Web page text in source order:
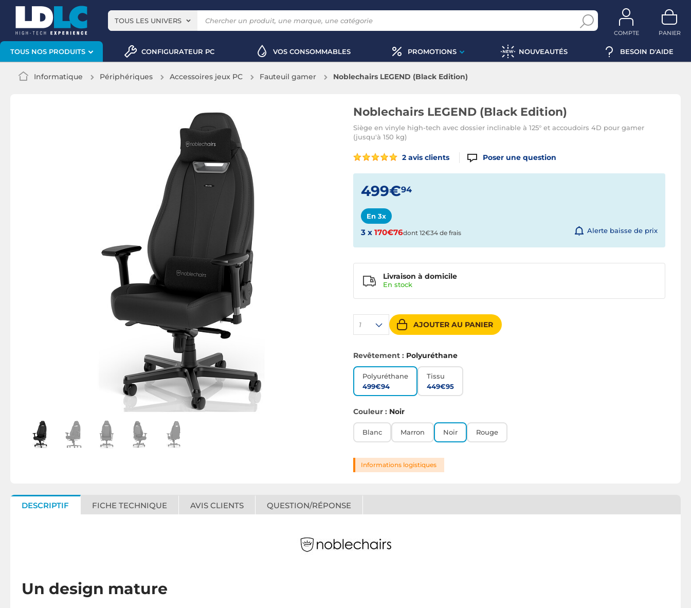
TOUS LES UNIVERS
COMPTE PANIER
TOUS NOS PRODUITS CONFIGURATEUR PC VOS CONSOMMABLES PROMOTIONS NOUVEAUTÉS BESOIN D'AIDE
Informatique Périphériques Accessoires jeux PC Fauteuil gamer Noblechairs LEGEND (Black Edition)
Noblechairs LEGEND (Black Edition)
Siège en vinyle high-tech avec dossier inclinable à 125° et accoudoirs 4D pour gamer
(jusqu'à 150 kg)
2 avis clients Poser une question
499€94
En 3x
3 x 170€76dont 12€34 de frais Alerte baisse de prix
1 AJOUTER AU PANIER
Livraison à domicile
En stock
Revêtement : Polyuréthane
Polyuréthane
499€94
Tissu
449€95
Couleur : Noir
Blanc Marron Noir Rouge
Informations logistiques
DESCRIPTIF FICHE TECHNIQUE AVIS CLIENTS QUESTION/RÉPONSE
Un design mature